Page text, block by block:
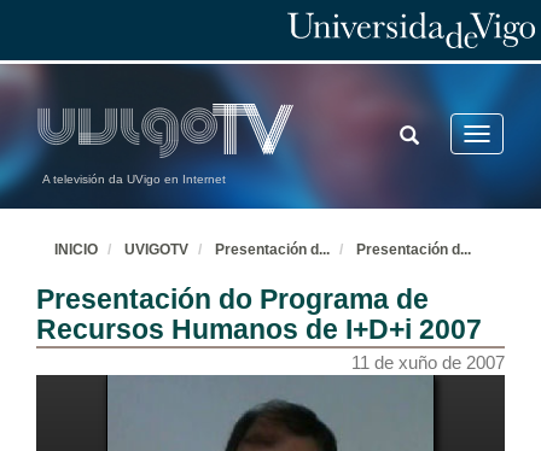
A televisión da UVigo en Internet
Toggle
TOGGLE
SEARCH
INICIO UVIGOTV Presentación d... Presentación d...
Presentación do Programa de
Recursos Humanos de I+D+i 2007
11 de xuño de 2007